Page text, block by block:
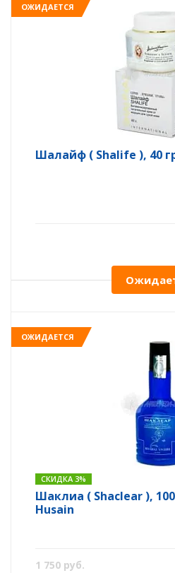
ОЖИДАЕТСЯ
Шалайф ( Shalife ), 40
ОЖИДАЕТСЯ
СКИДКА 3%
Шаклиа ( Shaclear ),
Husain
1 750 руб.